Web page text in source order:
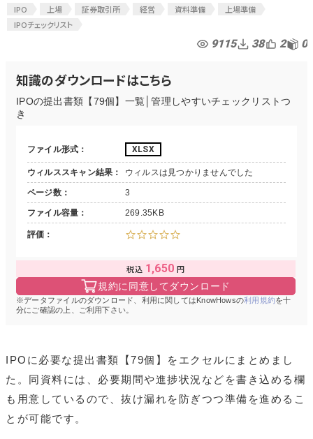
IPO 上場 証券取引所 経営 資料準備
上場準備
IPOチェックリスト
9115 38 2 0
知識のダウンロードはこちら
IPOの提出書類【79個】一覧│管理しやすいチェックリストつ
き
ファイル形式 XLSX
ウィルススキャン結果 ウィルスは見つかりませんでした
ページ数 3
ファイル容量 269.35KB
評価
1,650
規約に同意してダウンロード
データファイルのダウンロード、利用に関してはKnowHowsの利用規約を十
分にご確認の上、ご利用下さい。
IPOに必要な提出書類【79個】をエクセルにまとめまし
た。同資料には、必要期間や進捗状況などを書き込める欄
も用意しているので、抜け漏れを防ぎつつ準備を進めるこ
とが可能です。